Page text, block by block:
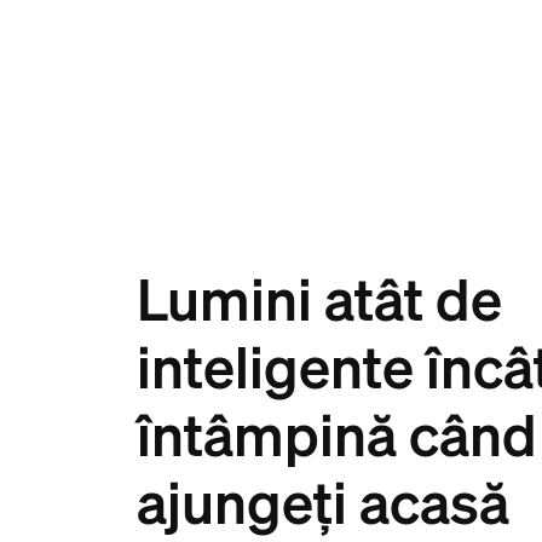
Lumini atât de
inteligente
întâmpină când
ajungeți acasă